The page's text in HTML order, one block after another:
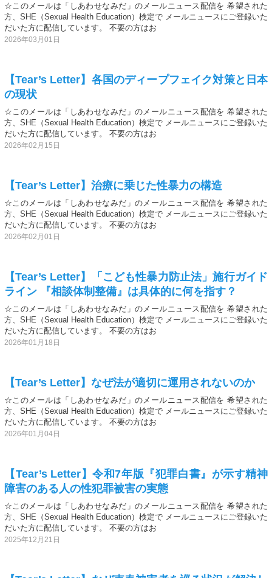
☆このメールは「しあわせなみだ」のメールニュース配信を 希望された
方、SHE（Sexual Health Education）検定で メールニュースにご登録いた
だいた方に配信しています。 不要の方はお
2026年03月01日
【Tear’s Letter】各国のディープフェイク対策と日本
の現状
☆このメールは「しあわせなみだ」のメールニュース配信を 希望された
方、SHE（Sexual Health Education）検定で メールニュースにご登録いた
だいた方に配信しています。 不要の方はお
2026年02月15日
【Tear’s Letter】治療に乗じた性暴力の構造
☆このメールは「しあわせなみだ」のメールニュース配信を 希望された
方、SHE（Sexual Health Education）検定で メールニュースにご登録いた
だいた方に配信しています。 不要の方はお
2026年02月01日
【Tear’s Letter】「こども性暴力防止法」施行ガイド
ライン 『相談体制整備』は具体的に何を指す？
☆このメールは「しあわせなみだ」のメールニュース配信を 希望された
方、SHE（Sexual Health Education）検定で メールニュースにご登録いた
だいた方に配信しています。 不要の方はお
2026年01月18日
【Tear’s Letter】なぜ法が適切に運用されないのか
☆このメールは「しあわせなみだ」のメールニュース配信を 希望された
方、SHE（Sexual Health Education）検定で メールニュースにご登録いた
だいた方に配信しています。 不要の方はお
2026年01月04日
【Tear’s Letter】令和7年版『犯罪白書』が示す精神
障害のある人の性犯罪被害の実態
☆このメールは「しあわせなみだ」のメールニュース配信を 希望された
方、SHE（Sexual Health Education）検定で メールニュースにご登録いた
だいた方に配信しています。 不要の方はお
2025年12月21日